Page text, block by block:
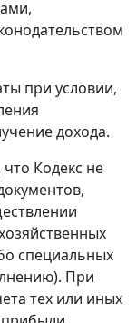
при условии,
дохода.
Кодекс не
специальных
При
тех или иных